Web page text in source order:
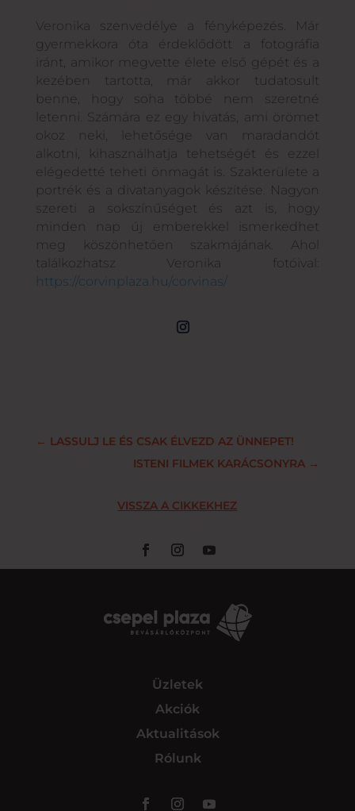
Veronika szenvedélye a fényképezés. Már
gyermekkora óta érdeklődött a fotográfia
iránt, amikor megvette élete első gépét és a
kezében tartotta, már akkor tudatosult
benne, hogy soha többé nem szeretné
letenni. Számára ez egy hivatás, ami örömet
okoz neki, lehetősége van maradandót
alkotni, kihasználhatja tehetségét és ezzel
elégedetté teheti önmagát is. Szakterülete a
portrék és a divatanyagok készítése. Nagyon
szereti a sokszínűséget és azt is, hogy
minden nap új emberekkel ismerkedhet
meg köszönhetően szakmájának. Ahol
találkozhatsz Veronika fotóival:
https://corvinplaza.hu/corvinas/
← LASSULJ LE ÉS CSAK ÉLVEZD AZ ÜNNEPET!
ISTENI FILMEK KARÁCSONYRA →
VISSZA A CIKKEKHEZ
Üzletek
Akciók
Aktualitások
Rólunk